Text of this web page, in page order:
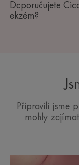
Doporučujete
ekzém?
Připravili jsme
mohly
Prevence